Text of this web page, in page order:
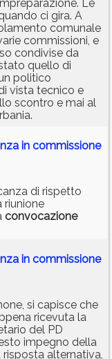
Le
ci gira. A
comunale
commissioni, e
condivise da
quello di
politico
vista tecnico e
scontro e mai al
in commissione
di rispetto
riunione
convocazione
in commissione
si capisce che
ricevuta la
del PD
impegno della
alternativa,